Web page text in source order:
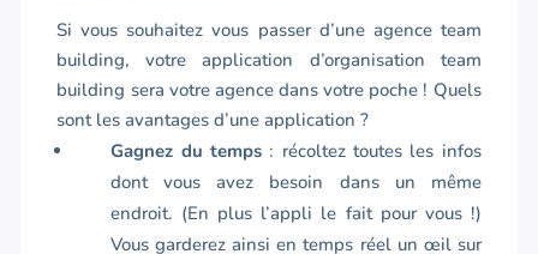
Si vous souhaitez vous passer d’une agence team
building, votre application d’organisation team
building sera votre agence dans votre poche ! Quels
sont les avantages d’une application ?
Gagnez du temps : récoltez toutes les infos
dont vous avez besoin dans un même
endroit. (En plus l’appli le fait pour vous !)
Vous garderez ainsi en temps réel un œil sur